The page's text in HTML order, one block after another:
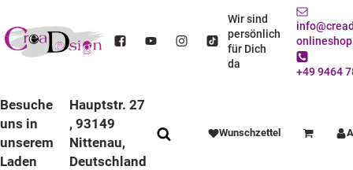
Wir sind
persönlich
für Dich
da
+49 9464
Besuche
uns in
unserem
Laden
Hauptstr. 27
, 93149
Nittenau,
Deutschland
Wunschzettel Warenkorb
KINDER WANDUHR LAUFRUHIG MIT BUNTEN RAHMEN ZUG